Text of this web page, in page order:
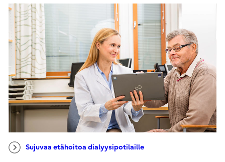
Sujuvaa etähoitoa dialyysipotilaille